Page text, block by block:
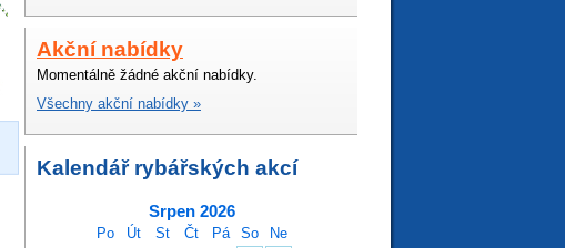
Akční nabídky
Momentálně žádné akční nabídky.
Všechny akční nabídky »
Kalendář rybářských akcí
Srpen 2026
Po Út St Čt Pá So
Ne